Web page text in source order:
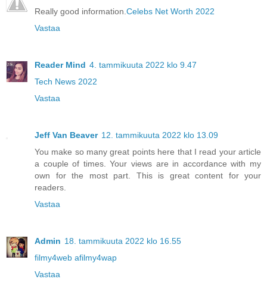
Really good information. Celebs Net Worth 2022
Vastaa
Reader Mind 4. tammikuuta 2022 klo 9.47
Tech News 2022
Vastaa
Jeff Van Beaver 12. tammikuuta 2022 klo 13.09
You make so many great points here that I read your article
a couple of times. Your views are in accordance with my
own for the most part. This is great content for your
readers.
Vastaa
Admin 18. tammikuuta 2022 klo 16.55
filmy4web afilmy4wap
Vastaa